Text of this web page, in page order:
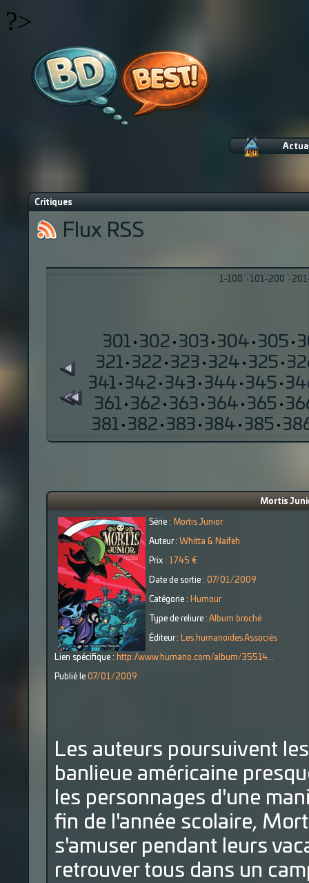
?>
Critiques
Flux RSS
1-100 · 101-200 ·
301 · 302 · 303 · 304 · 305 ·
321 · 322 · 323 · 324 · 325 ·
341 · 342 · 343 · 344 · 345 ·
361 · 362 · 363 · 364 · 365 ·
381 · 382 · 383 · 384 · 385 ·
Mortis
Série : Mortis Junior
Auteur : Whitta & Naifeh
Prix : 17.45 €
Date de sortie : 07/01/2009
Catégorie : Humour
Type de reliure : Album broché
Éditeur : Les humanoïdes Associés
Lien spécifique : http://www.humano.com/album/35514...
Publié le 07/01/2009
Les auteurs poursuivent
banlieue américaine
les personnages d'une
fin de l'année scolaire,
s'amuser pendant leurs
retrouver tous dans un